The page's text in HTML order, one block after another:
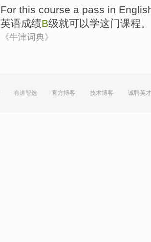
For this course a pass in
英语成绩B级就可以学这门课程。
《牛津词典》
有道智选 官方博客 技术博客 诚聘英才